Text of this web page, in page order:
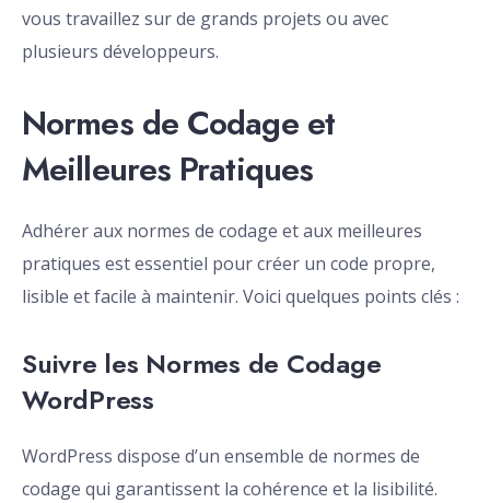
vous travaillez sur de grands projets ou avec
plusieurs développeurs.
Normes de Codage et
Meilleures Pratiques
Adhérer aux normes de codage et aux meilleures
pratiques est essentiel pour créer un code propre,
lisible et facile à maintenir. Voici quelques points clés :
Suivre les Normes de Codage
WordPress
WordPress dispose d’un ensemble de normes de
codage qui garantissent la cohérence et la lisibilité.